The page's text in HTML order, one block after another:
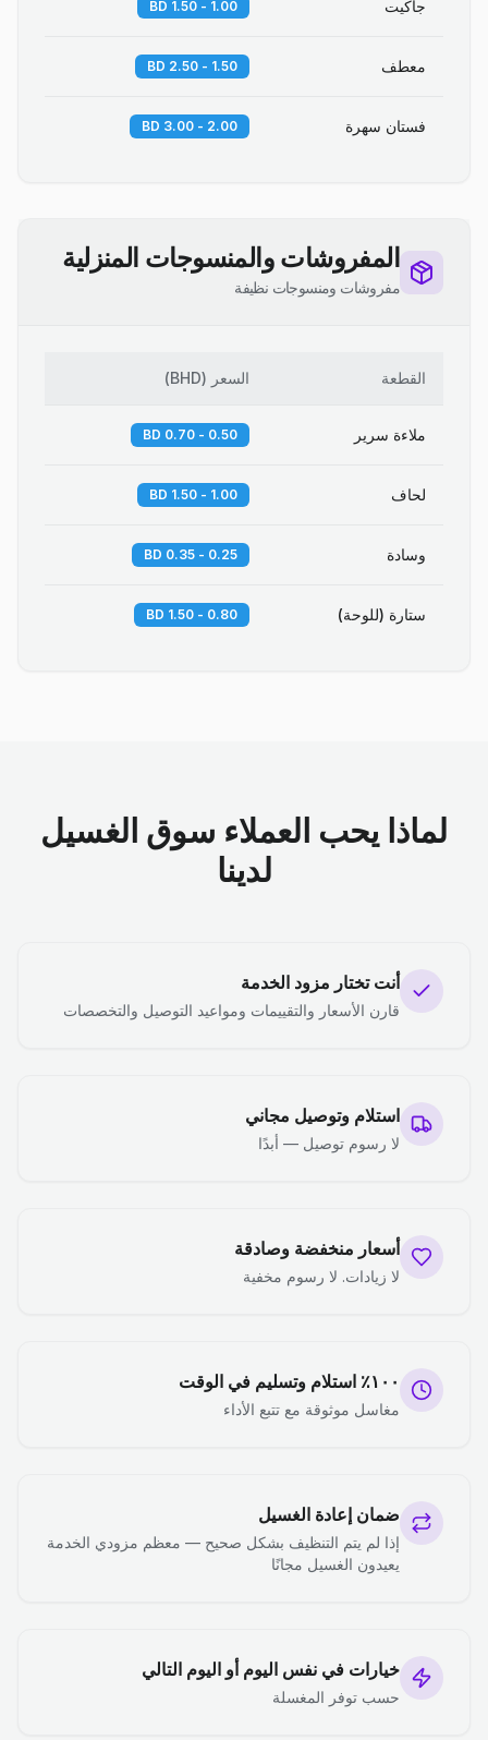
جاكيت 1.00 - 1.50 BD
معطف 1.50 - 2.50 BD
فستان سهرة 2.00 - 3.00 BD
المفروشات والمنسوجات المنزلية
مفروشات ومنسوجات نظيفة
القطعة السعر (
BHD
)
ملاءة سرير 0.50 - 0.70 BD
لحاف 1.00 - 1.50 BD
وسادة 0.25 - 0.35 BD
ستارة (للوحة) 0.80 - 1.50 BD
لماذا يحب العملاء سوق الغسيل
لدينا
أنت تختار مزود الخدمة
قارن الأسعار والتقييمات ومواعيد التوصيل والتخصصات
استلام وتوصيل مجاني
لا رسوم توصيل — أبدًا
أسعار منخفضة وصادقة
لا زيادات. لا رسوم مخفية
١٠٠٪ استلام وتسليم في الوقت
مغاسل موثوقة مع تتبع الأداء
ضمان إعادة الغسيل
إذا لم يتم التنظيف بشكل صحيح — معظم مزودي الخدمة
يعيدون الغسيل مجانًا
خيارات في نفس اليوم أو اليوم التالي
حسب توفر المغسلة